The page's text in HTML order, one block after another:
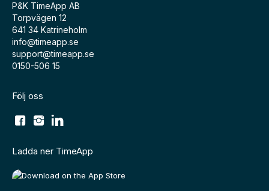
P&K TimeApp AB
Torpvägen 12
641 34 Katrineholm
info@timeapp.se
support@timeapp.se
0150-506 15
Följ oss
Ladda ner TimeApp